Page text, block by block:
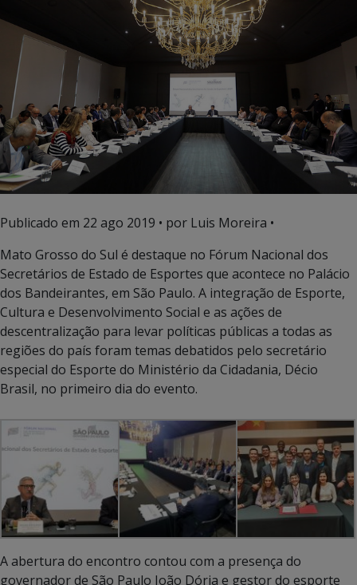
Publicado em 22 ago 2019 • por Luis Moreira •
Mato Grosso do Sul é destaque no Fórum Nacional dos
Secretários de Estado de Esportes que acontece no Palácio
dos Bandeirantes, em São Paulo. A integração de Esporte,
Cultura e Desenvolvimento Social e as ações de
descentralização para levar políticas públicas a todas as
regiões do país foram temas debatidos pelo secretário
especial do Esporte do Ministério da Cidadania, Décio
Brasil, no primeiro dia do evento.
A abertura do encontro contou com a presença do
governador de São Paulo João Dória e gestor do esporte